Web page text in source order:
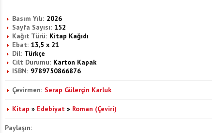
Basım Yılı: 2026
Sayfa Sayısı: 152
Kağıt Türü: Kitap Kağıdı
Ebat: 13,5 x 21
Dil: Türkçe
Cilt Durumu: Karton Kapak
ISBN: 9789750866876
Çevirmen: Serap Gülerçin Karluk
Kitap » Edebiyat » Roman (Çeviri)
Paylaşın: